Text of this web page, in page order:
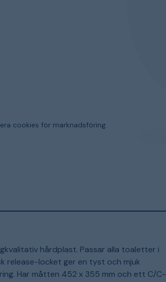
cookies för marknadsföring.
hårdplast. Passar alla toaletter i
release-locket ger en tyst och mjuk
Har måtten 452 x 355 mm och ett C/C-